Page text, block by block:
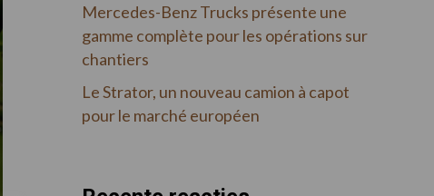
Mercedes-Benz Trucks présente une
gamme complète pour les opérations sur
chantiers
Le Strator, un nouveau camion à capot
pour le marché européen